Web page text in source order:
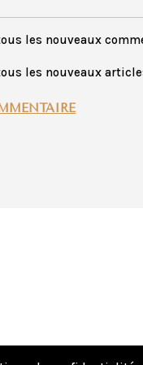
les nouveaux
les nouveaux